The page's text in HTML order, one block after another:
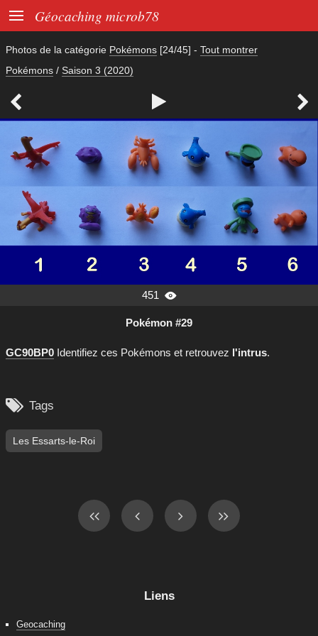
 Géocaching microb78
Photos de la catégorie Pokémons [24/45] - Tout montrer
Pokémons / Saison 3 (2020)
  
451 
Pokémon #29
GC90BP0 Identifiez ces Pokémons et retrouvez l'intrus.
 Tags
Les Essarts-le-Roi
Liens
Geocaching